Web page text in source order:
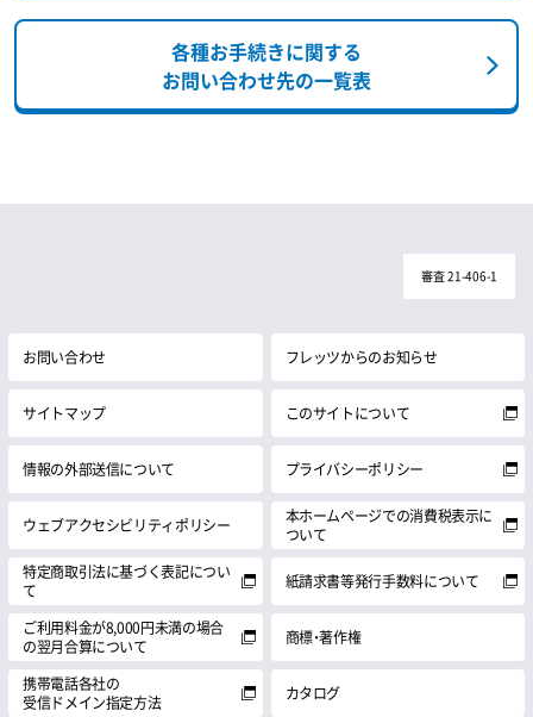
各種お手続きに関する
お問い合わせ先の一覧表
審査 21-406-1
お問い合わせ フレッツからのお知らせ
サイトマップ このサイトについて
情報の外部送信について プライバシーポリシー
ウェブアクセシビリティポリシー
本ホームページでの消費税表示に
ついて
特定商取引法に基づく表記につい
て
紙請求書等発行手数料について
ご利用料金が8,000円未満の場合
の翌月合算について
商標・著作権
携帯電話各社の
受信ドメイン指定方法
カタログ